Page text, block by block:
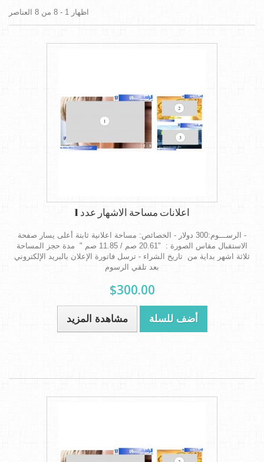
اظهار 1 - 8 من 8 العناصر
اعلانات مساحة الاشهار عدد 1
- الرســـوم:300 دولار - الخصائص: مساحة اعلانية ثابتة أعلى يسار صفحة
الاستقبال مقاس الصورة : "20.61 صم / 11.85 صم " مدة حجز المساحة
ثلاثة اشهر بداية من تاريخ الشراء - ترسل فاتورة الإعلان بالبريد الإلكتروني
بعد تلقي الرسوم
$300.00
أضف للسلة مشاهدة المزيد